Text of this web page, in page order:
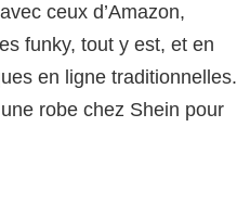
ceux d’Amazon,
funky, tout y est, et en
en ligne traditionnelles.
robe chez Shein pour